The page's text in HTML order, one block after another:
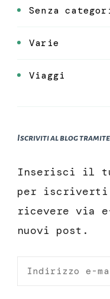
Senza
Varie
Viaggi
Iscriviti al blog tramite
Inserisci il
per iscriverti
ricevere via
nuovi post.
Indirizzo